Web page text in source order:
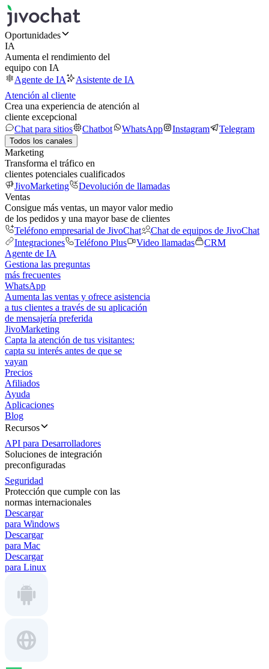
Oportunidades
IA
Aumenta el rendimiento del
equipo con IA
Agente de IA
Asistente de IA
Atención al cliente
Crea una experiencia de atención al
cliente excepcional
Chat para sitios
Chatbot WhatsApp Instagram Telegram
Todos los canales
Marketing
Transforma el tráfico en
clientes potenciales cualificados
JivoMarketing
Devolución de llamadas
Ventas
Consigue más ventas, un mayor valor medio
de los pedidos y una mayor base de clientes
Teléfono empresarial de JivoChat
Chat de equipos de JivoChat
Integraciones
Teléfono Plus Video llamadas
CRM
Agente de IA
Gestiona las preguntas
más frecuentes
WhatsApp
Aumenta las ventas y ofrece asistencia
a tus clientes a través de su aplicación
de mensajería preferida
JivoMarketing
Capta la atención de tus visitantes:
capta su interés antes de que se
vayan
Precios
Afiliados
Ayuda
Aplicaciones
Blog
Recursos
API para Desarrolladores
Soluciones de integración
preconfiguradas
Seguridad
Protección que cumple con las
normas internacionales
Descargar
para Windows
Descargar
para Mac
Descargar
para Linux